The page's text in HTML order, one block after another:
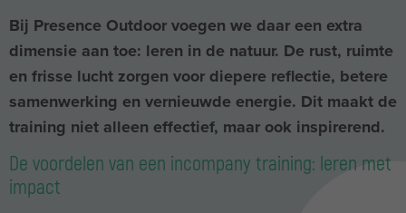
Bij Presence Outdoor voegen we daar een extra
dimensie aan toe: leren in de natuur. De rust, ruimte
en frisse lucht zorgen voor diepere reflectie, betere
samenwerking en vernieuwde energie. Dit maakt de
training niet alleen effectief, maar ook inspirerend.
De voordelen van een incompany training: leren met
impact